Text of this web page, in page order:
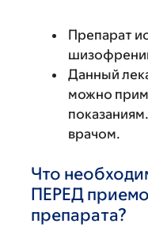
Препарат
Данный
можно
врачом.
Что
ПЕРЕД
препарата?